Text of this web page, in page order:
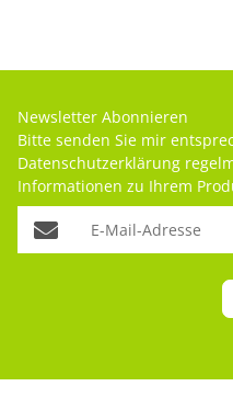
Newsletter Abonnieren
Bitte senden Sie mir
Datenschutzerklärung
Informationen zu Ihrem